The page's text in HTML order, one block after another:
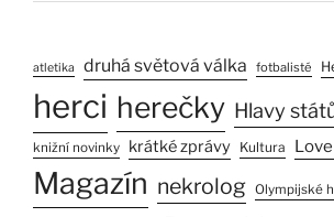
atletika druhá světová válka fotbalisté
herci herečky Hlavy
knižní novinky krátké zprávy Kultura
Magazín nekrolog Olympijské